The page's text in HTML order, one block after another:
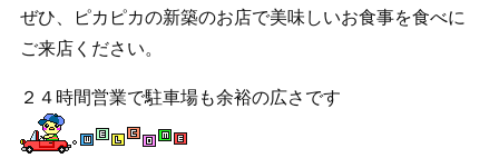
ぜひ、ピカピカの新築のお店で美味しいお食事を食べに
ご来店ください。
２４時間営業で駐車場も余裕の広さです